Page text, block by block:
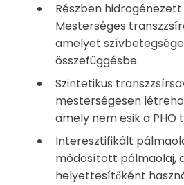
Részben
Mesterséges
amelyet
összefüggésbe.
Szintetikus
mesterségesen
amely nem esik a PHO
Interesztifikált
módosított pálmaolaj,
helyettesítőként